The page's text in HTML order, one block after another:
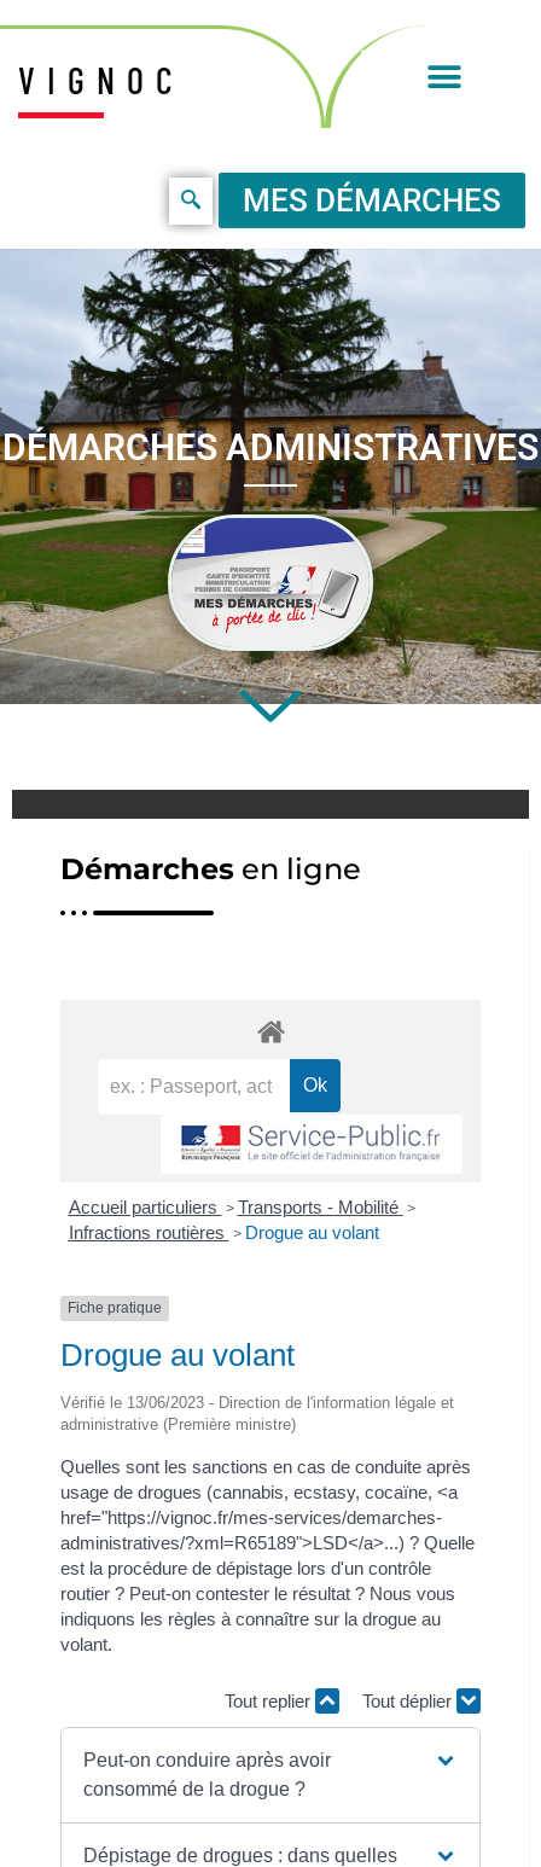
VIGNOC
MES DÉMARCHES
DÉMARCHES ADMINISTRATIVES
Démarches en ligne
Accueil particuliers > Transports - Mobilité >
Infractions routières > Drogue au volant
Fiche pratique
Drogue au volant
Vérifié le 13/06/2023 - Direction de l'information légale et
administrative (Première ministre)
Quelles sont les sanctions en cas de conduite après
usage de drogues (cannabis, ecstasy, cocaïne, <a
href="https://vignoc.fr/mes-services/demarches-
administratives/?xml=R65189">LSD</a>...) ? Quelle
est la procédure de dépistage lors d'un contrôle
routier ? Peut-on contester le résultat ? Nous vous
indiquons les règles à connaître sur la drogue au
volant.
Tout replier Tout déplier
Peut-on conduire après avoir
consommé de la drogue ?
Dépistage de drogues : dans quelles